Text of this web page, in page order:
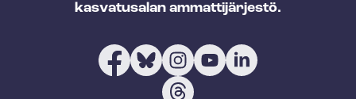
kasvatusalan ammattijärjestö.